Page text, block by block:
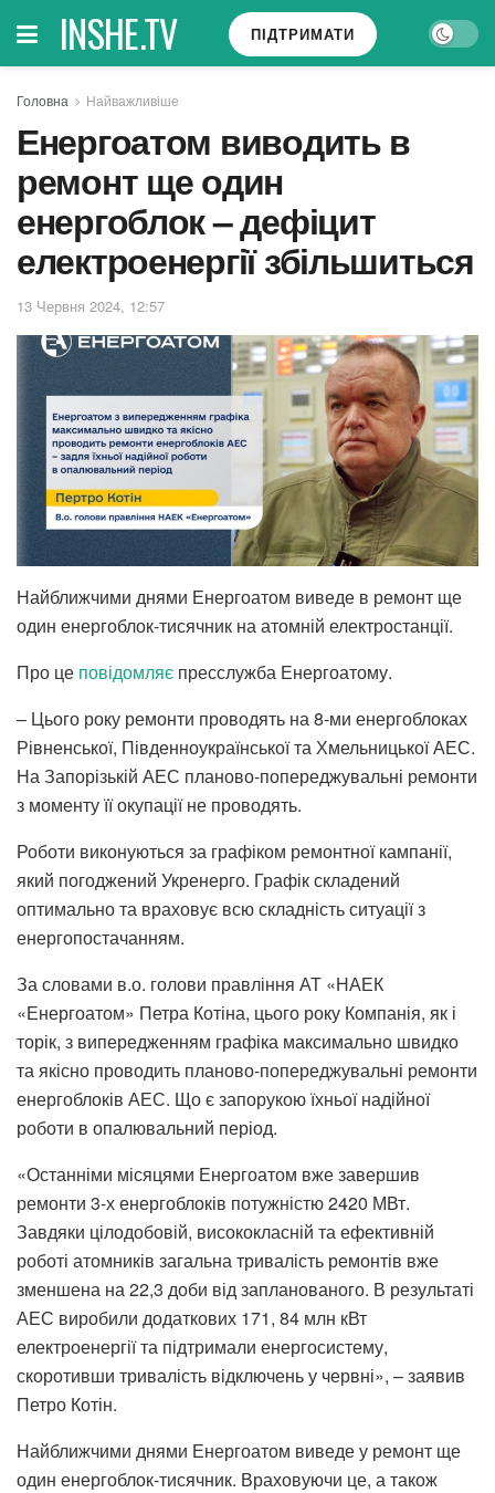
INSHE.TV ПІДТРИМАТИ
Головна Найважливіше
Енергоатом виводить в
ремонт ще один
енергоблок – дефіцит
електроенергії збільшиться
13 Червня 2024, 12:57
Найближчими днями Енергоатом виведе в ремонт ще
один енергоблок-тисячник на атомній електростанції.
Про це повідомляє пресслужба Енергоатому.
– Цього року ремонти проводять на 8-ми енергоблоках
Рівненської, Південноукраїнської та Хмельницької АЕС.
На Запорізькій АЕС планово-попереджувальні ремонти
з моменту її окупації не проводять.
Роботи виконуються за графіком ремонтної кампанії,
який погоджений Укренерго. Графік складений
оптимально та враховує всю складність ситуації з
енергопостачанням.
За словами в.о. голови правління АТ «НАЕК
«Енергоатом» Петра Котіна, цього року Компанія, як і
торік, з випередженням графіка максимально швидко
та якісно проводить планово-попереджувальні ремонти
енергоблоків АЕС. Що є запорукою їхньої надійної
роботи в опалювальний період.
«Останніми місяцями Енергоатом вже завершив
ремонти 3-х енергоблоків потужністю 2420 МВт.
Завдяки цілодобовій, висококласній та ефективній
роботі атомників загальна тривалість ремонтів вже
зменшена на 22,3 доби від запланованого. В результаті
АЕС виробили додаткових 171, 84 млн кВт
електроенергії та підтримали енергосистему,
скоротивши тривалість відключень у червні», – заявив
Петро Котін.
Найближчими днями Енергоатом виведе у ремонт ще
один енергоблок-тисячник. Враховуючи це, а також